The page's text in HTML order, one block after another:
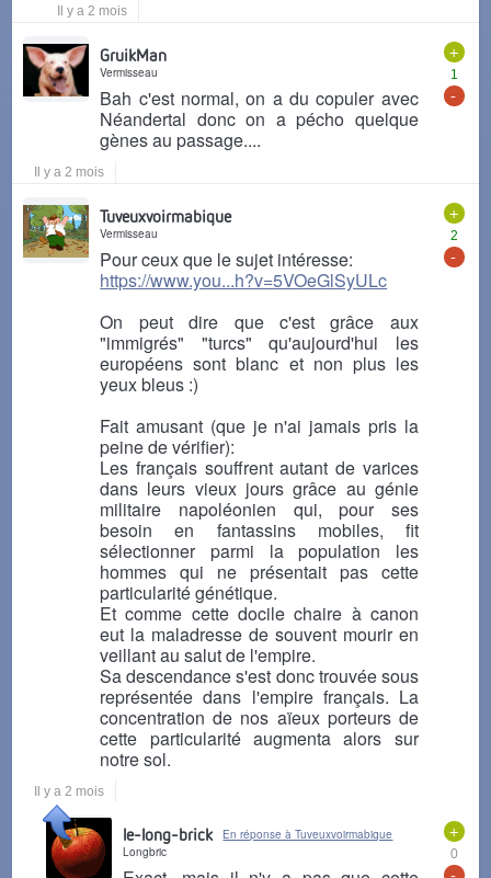
Il y a 2 mois
+
1
-
GruikMan
Vermisseau
Bah c'est normal, on a du copuler avec
Néandertal donc on a pécho quelque
gènes au passage....
Il y a 2 mois
+
2
-
Tuveuxvoirmabique
Vermisseau
Pour ceux que le sujet intéresse:
https://www.you...h?v=5VOeGlSyULc
On peut dire que c'est grâce aux
"immigrés" "turcs" qu'aujourd'hui les
européens sont blanc et non plus les
yeux bleus :)
Fait amusant (que je n'ai jamais pris la
peine de vérifier):
Les français souffrent autant de varices
dans leurs vieux jours grâce au génie
militaire napoléonien qui, pour ses
besoin en fantassins mobiles, fit
sélectionner parmi la population les
hommes qui ne présentait pas cette
particularité génétique.
Et comme cette docile chaire à canon
eut la maladresse de souvent mourir en
veillant au salut de l'empire.
Sa descendance s'est donc trouvée sous
représentée dans l'empire français. La
concentration de nos aïeux porteurs de
cette particularité augmenta alors sur
notre sol.
Il y a 2 mois
+
0
-
le-long-brick
En réponse à Tuveuxvoirmabique
Longbric